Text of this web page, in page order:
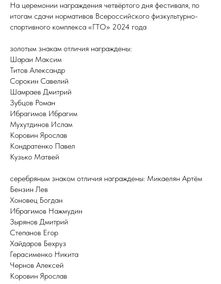
На церемонии награждения четвёртого дня фестиваля, по
итогам сдачи нормативов Всероссийского физкультурно-
спортивного комплекса «ГТО» 2024 года
золотым знакам отличия награждены:
Шараи Максим
Титов Александр
Сорокин Савелий
Шамраев Дмитрий
Зубцов Роман
Ибрагимов Ибрагим
Мухутдинов Ислам
Коровин Ярослав
Кондратенко Павел
Кузько Матвей
серебряным знаком отличия награждены: Микаелян Артём
Бензин Лев
Хоновец Богдан
Ибрагимов Нажмудин
Зырянов Дмитрий
Степанов Егор
Хайдаров Бехруз
Герасименко Никита
Чернов Алексей
Коровин Ярослав